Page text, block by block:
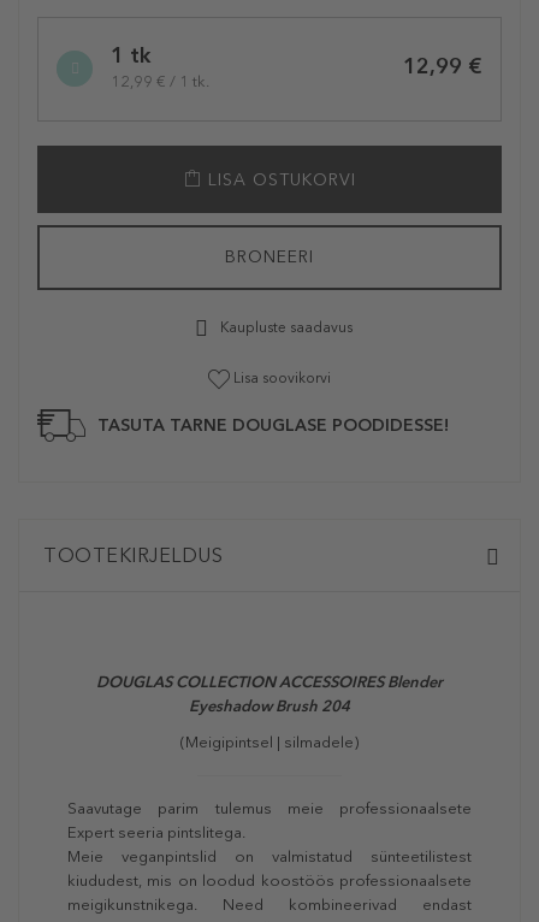
variation1 tk
12,99 € / 1 tk.
12,99 €
LISA OSTUKORVI
BRONEERI
Kaupluste saadavus
Lisa soovikorvi
TASUTA TARNE DOUGLASE POODIDESSE!
TOOTEKIRJELDUS
DOUGLAS COLLECTION ACCESSOIRES Blender
Eyeshadow Brush 204
(Meigipintsel | silmadele)
Saavutage parim tulemus meie professionaalsete
Expert seeria pintslitega.
Meie veganpintslid on valmistatud sünteetilistest
kiududest, mis on loodud koostöös professionaalsete
meigikunstnikega. Need kombineerivad endast